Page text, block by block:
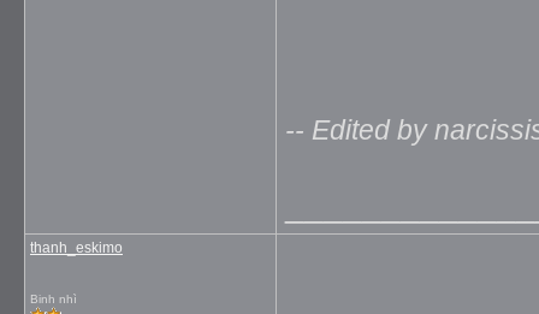
-- Edited by
thanh_eskimo
Binh nhì